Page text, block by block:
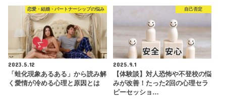
恋愛・結婚・パートナーシップの悩み
2023.5.12
「蛙化現象あるある」から読み解
く愛情が冷める心理と原因とは
自己否定
2025.9.1
【体験談】対人恐怖や不登校の悩
みが改善！たった2回の心理セラ
ピーセッショ…